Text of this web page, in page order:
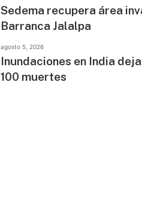
Sedema recupera área
Barranca Jalalpa
agosto 5, 2026
Inundaciones en India
100 muertes